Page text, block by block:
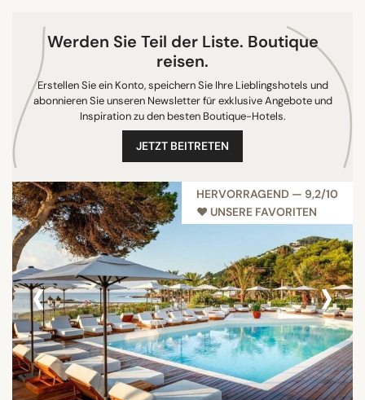
Werden Sie Teil der Liste. Boutique
reisen.
Erstellen Sie ein Konto, speichern Sie Ihre Lieblingshotels und
abonnieren Sie unseren Newsletter für exklusive Angebote und
Inspiration zu den besten Boutique-Hotels.
JETZT BEITRETEN
HERVORRAGEND — 9,2/10
♥︎ UNSERE FAVORITEN
‹ ›